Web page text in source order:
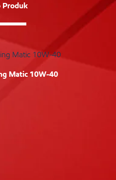
Produk
Matic 10W-40